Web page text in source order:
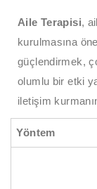
Aile Terapisi,
kurulmasına
güçlendirmek,
olumlu bir etki
iletişim
Yöntem